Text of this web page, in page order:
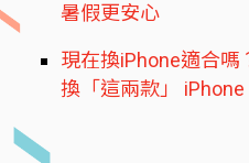
暑假更安心
現在換iPhone適合嗎
換「這兩款」 iPhone